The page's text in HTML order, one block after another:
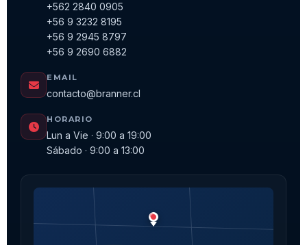
+562 2840 0905
+56 9 3232 8195
+56 9 2945 8797
+56 9 2690 6882
EMAIL
contacto@branner.cl
HORARIO
Lun a Vie · 9:00 a 19:00
Sábado · 9:00 a 13:00